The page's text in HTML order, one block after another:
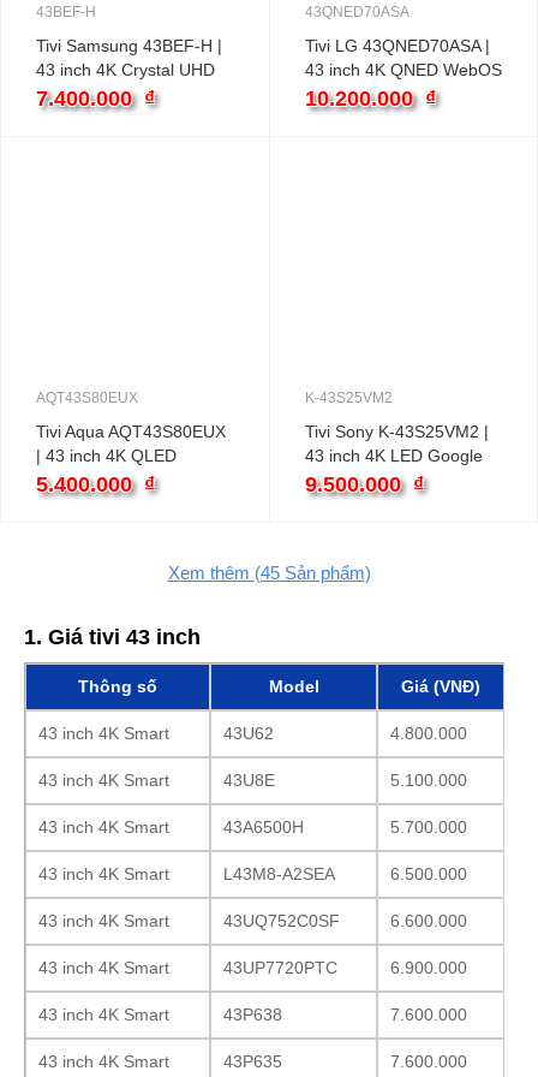
43BEF-H
Tivi Samsung 43BEF-H |
43 inch 4K Crystal UHD
Tizen
7.400.000 ₫
43QNED70ASA
Tivi LG 43QNED70ASA |
43 inch 4K QNED WebOS
10.200.000 ₫
AQT43S80EUX
Tivi Aqua AQT43S80EUX
| 43 inch 4K QLED
Android
5.400.000 ₫
K-43S25VM2
Tivi Sony K-43S25VM2 |
43 inch 4K LED Google
9.500.000 ₫
Xem thêm (45Sản phẩm)
1. Giá tivi 43 inch
Thông số Model Giá (VNĐ)
43 inch 4K Smart 43U62 4.800.000
43 inch 4K Smart 43U8E 5.100.000
43 inch 4K Smart 43A6500H 5.700.000
43 inch 4K Smart L43M8-A2SEA 6.500.000
43 inch 4K Smart 43UQ752C0SF 6.600.000
43 inch 4K Smart 43UP7720PTC 6.900.000
43 inch 4K Smart 43P638 7.600.000
43 inch 4K Smart 43P635 7.600.000